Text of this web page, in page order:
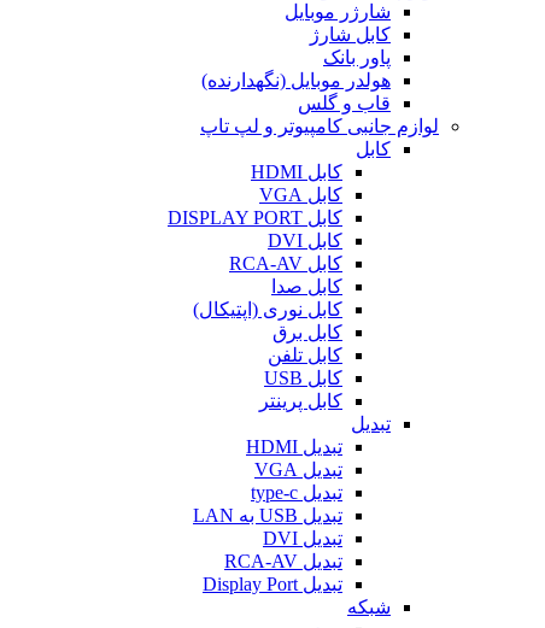
شارژر موبایل
کابل شارژ
پاور بانک
هولدر موبایل (نگهدارنده)
قاب و گلس
لوازم جانبی کامپیوتر و لپ تاپ
کابل
کابل HDMI
کابل VGA
کابل DISPLAY PORT
کابل DVI
کابل RCA-AV
کابل صدا
کابل نوری (اپتیکال)
کابل برق
کابل تلفن
کابل USB
کابل پرینتر
تبدیل
تبدیل HDMI
تبدیل VGA
تبدیل type-c
تبدیل USB به LAN
تبدیل DVI
تبدیل RCA-AV
تبدیل Display Port
شبکه